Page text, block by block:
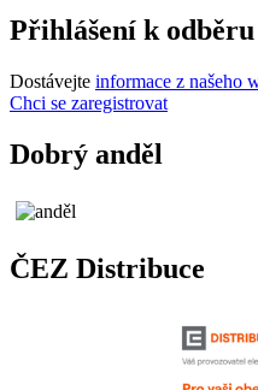
Přihlášení k
Dostávejte informace z našeho
Chci se zaregistrovat
Dobrý anděl
ČEZ Distribuce